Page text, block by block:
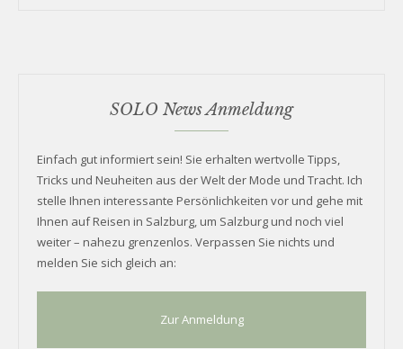
SOLO News Anmeldung
Einfach gut informiert sein! Sie erhalten wertvolle Tipps,
Tricks und Neuheiten aus der Welt der Mode und Tracht. Ich
stelle Ihnen interessante Persönlichkeiten vor und gehe mit
Ihnen auf Reisen in Salzburg, um Salzburg und noch viel
weiter – nahezu grenzenlos. Verpassen Sie nichts und
melden Sie sich gleich an:
Zur Anmeldung